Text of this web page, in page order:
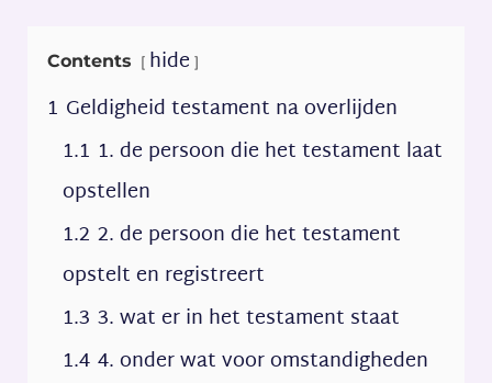
Contents
hide
1 Geldigheid testament na overlijden
1.1 1. de persoon die het testament laat
opstellen
1.2 2. de persoon die het testament
opstelt en registreert
1.3 3. wat er in het testament staat
1.4 4. onder wat voor omstandigheden